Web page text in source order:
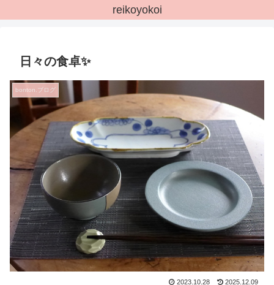
reikoyokoi
日々の食卓✨
bonton.ブログ
2023.10.28 2025.12.09